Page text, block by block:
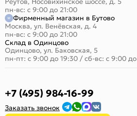
пн-вс: с 9:00 до 21:00
Фирменный магазин в Бутово
Москва, ул. Венёвская, д. 4
пн-вс: с 9:00 до 21:00
Склад в Одинцово
Одинцово, ул. Баковская, 5
пн-пт: с 9:00 до 19:30 / сб-вс: с 9:00
+7 (495) 984-16-99
Заказать звонок